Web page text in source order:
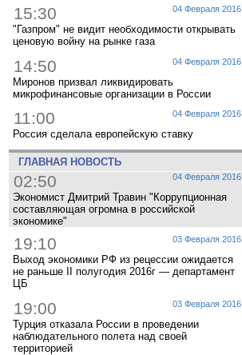
04 Февраля 2016
15:30
"Газпром" не видит необходимости открывать
ценовую войну на рынке газа
04 Февраля 2016
14:50
Миронов призвал ликвидировать
микрофинансовые организации в России
04 Февраля 2016
11:00
Россия сделала европейскую ставку
ГЛАВНАЯ НОВОСТЬ
04 Февраля 2016
02:50
Экономист Дмитрий Травин "Коррупционная
составляющая огромна в российской
экономике"
03 Февраля 2016
19:10
Выход экономики РФ из рецессии ожидается
не раньше II полугодия 2016г — департамент
ЦБ
03 Февраля 2016
19:00
Турция отказала России в проведении
наблюдательного полета над своей
территорией